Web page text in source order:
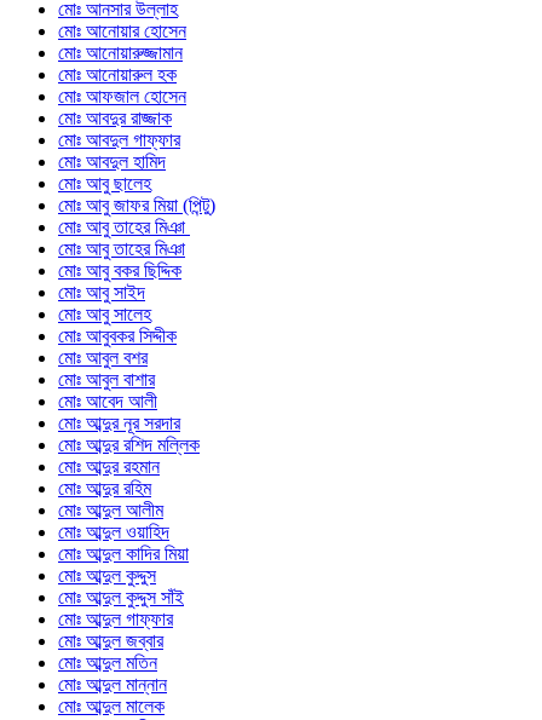
মোঃ আনসার উল্লাহ
মোঃ আনোয়ার হোসেন
মোঃ আনোয়ারুজ্জামান
মোঃ আনোয়ারুল হক
মোঃ আফজাল হোসেন
মোঃ আবদুর রাজ্জাক
মোঃ আবদুল গাফ্‌ফার
মোঃ আবদুল হামিদ
মোঃ আবু ছালেহ
মোঃ আবু জাফর মিয়া (পিন্টু)
মোঃ আবু তাহের মিঞা
মোঃ আবু তাহের মিঞা
মোঃ আবু বকর ছিদ্দিক
মোঃ আবু সাইদ
মোঃ আবু সালেহ
মোঃ আবুবকর সিদ্দীক
মোঃ আবুল বশর
মোঃ আবুল বাশার
মোঃ আবেদ আলী
মোঃ আব্দুর নূর সরদার
মোঃ আব্দুর রশিদ মল্লিক
মোঃ আব্দুর রহমান
মোঃ আব্দুর রহিম
মোঃ আব্দুল আলীম
মোঃ আব্দুল ওয়াহিদ
মোঃ আব্দুল কাদির মিয়া
মোঃ আব্দুল কুদ্দুস
মোঃ আব্দুল কুদ্দুস সাঁই
মোঃ আব্দুল গাফ্ফার
মোঃ আব্দুল জব্বার
মোঃ আব্দুল মতিন
মোঃ আব্দুল মান্নান
মোঃ আব্দুল মালেক